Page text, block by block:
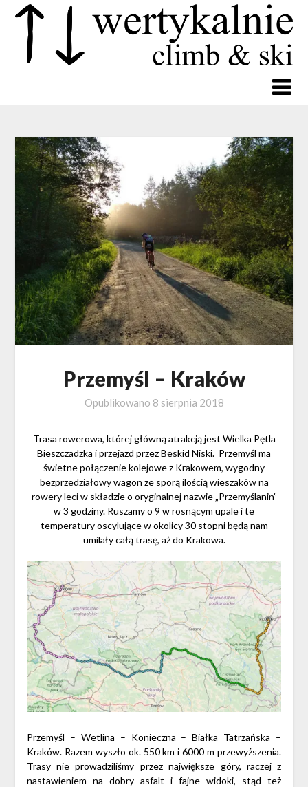
Przemyśl – Kraków
Opublikowano 8 sierpnia 2018
Trasa rowerowa, której główną atrakcją jest Wielka Pętla
Bieszczadzka i przejazd przez Beskid Niski. Przemyśl ma
świetne połączenie kolejowe z Krakowem, wygodny
bezprzedziałowy wagon ze sporą ilością wieszaków na
rowery leci w składzie o oryginalnej nazwie „Przemyślanin”
w 3 godziny. Ruszamy o 9 w rosnącym upale i te
temperatury oscylujące w okolicy 30 stopni będą nam
umilały całą trasę, aż do Krakowa.
Przemyśl – Wetlina – Konieczna – Białka Tatrzańska –
Kraków. Razem wyszło ok. 550 km i 6000 m przewyższenia.
Trasy nie prowadziliśmy przez największe góry, raczej z
nastawieniem na dobry asfalt i fajne widoki, stąd też